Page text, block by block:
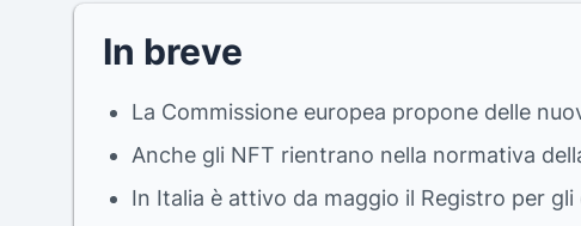
In breve
La Commissione europea propone delle
Anche gli NFT rientrano nella normativa
In Italia è attivo da maggio il Registro per